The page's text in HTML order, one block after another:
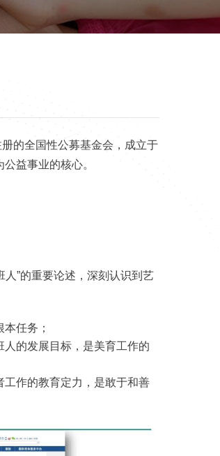
的全国性公募基金会，成立于
益事业的核心。
”的重要论述，深刻认识到艺
任务；
人的发展目标，是美育工作的
工作的教育定力，是敢于和善